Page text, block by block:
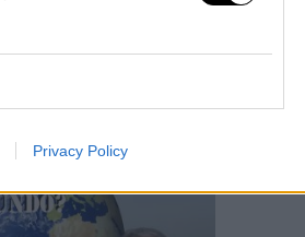
Privacy Policy